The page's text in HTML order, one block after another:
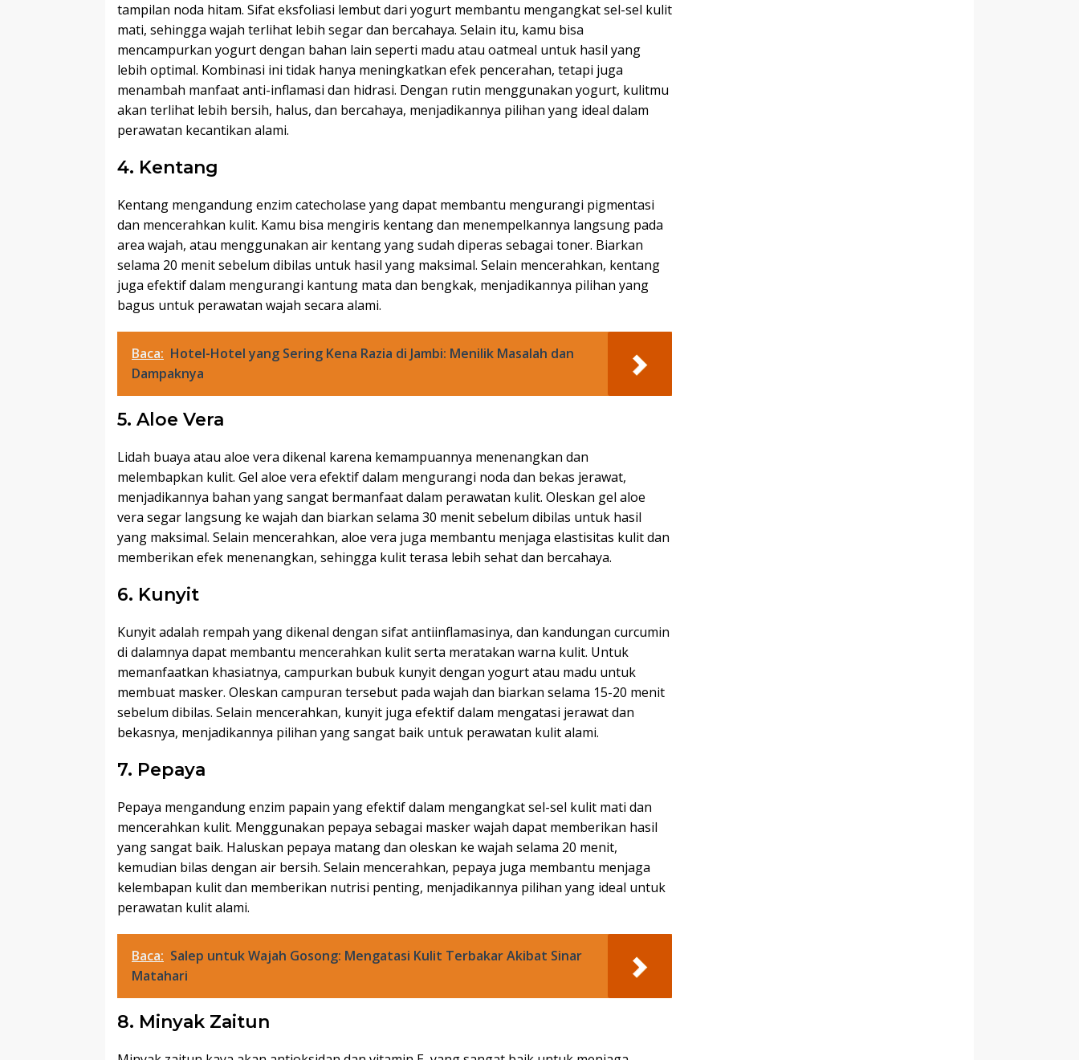
tampilan noda hitam. Sifat eksfoliasi lembut dari yogurt membantu mengangkat sel-sel kulit
mati, sehingga wajah terlihat lebih segar dan bercahaya. Selain itu, kamu bisa
mencampurkan yogurt dengan bahan lain seperti madu atau oatmeal untuk hasil yang
lebih optimal. Kombinasi ini tidak hanya meningkatkan efek pencerahan, tetapi juga
menambah manfaat anti-inflamasi dan hidrasi. Dengan rutin menggunakan yogurt, kulitmu
akan terlihat lebih bersih, halus, dan bercahaya, menjadikannya pilihan yang ideal dalam
perawatan kecantikan alami.
4. Kentang
Kentang mengandung enzim catecholase yang dapat membantu mengurangi pigmentasi
dan mencerahkan kulit. Kamu bisa mengiris kentang dan menempelkannya langsung pada
area wajah, atau menggunakan air kentang yang sudah diperas sebagai toner. Biarkan
selama 20 menit sebelum dibilas untuk hasil yang maksimal. Selain mencerahkan, kentang
juga efektif dalam mengurangi kantung mata dan bengkak, menjadikannya pilihan yang
bagus untuk perawatan wajah secara alami.
Baca: Hotel-Hotel yang Sering Kena Razia di Jambi: Menilik Masalah dan
Dampaknya
5. Aloe Vera
Lidah buaya atau aloe vera dikenal karena kemampuannya menenangkan dan
melembapkan kulit. Gel aloe vera efektif dalam mengurangi noda dan bekas jerawat,
menjadikannya bahan yang sangat bermanfaat dalam perawatan kulit. Oleskan gel aloe
vera segar langsung ke wajah dan biarkan selama 30 menit sebelum dibilas untuk hasil
yang maksimal. Selain mencerahkan, aloe vera juga membantu menjaga elastisitas kulit dan
memberikan efek menenangkan, sehingga kulit terasa lebih sehat dan bercahaya.
6. Kunyit
Kunyit adalah rempah yang dikenal dengan sifat antiinflamasinya, dan kandungan curcumin
di dalamnya dapat membantu mencerahkan kulit serta meratakan warna kulit. Untuk
memanfaatkan khasiatnya, campurkan bubuk kunyit dengan yogurt atau madu untuk
membuat masker. Oleskan campuran tersebut pada wajah dan biarkan selama 15-20 menit
sebelum dibilas. Selain mencerahkan, kunyit juga efektif dalam mengatasi jerawat dan
bekasnya, menjadikannya pilihan yang sangat baik untuk perawatan kulit alami.
7. Pepaya
Pepaya mengandung enzim papain yang efektif dalam mengangkat sel-sel kulit mati dan
mencerahkan kulit. Menggunakan pepaya sebagai masker wajah dapat memberikan hasil
yang sangat baik. Haluskan pepaya matang dan oleskan ke wajah selama 20 menit,
kemudian bilas dengan air bersih. Selain mencerahkan, pepaya juga membantu menjaga
kelembapan kulit dan memberikan nutrisi penting, menjadikannya pilihan yang ideal untuk
perawatan kulit alami.
Baca: Salep untuk Wajah Gosong: Mengatasi Kulit Terbakar Akibat Sinar
Matahari
8. Minyak Zaitun